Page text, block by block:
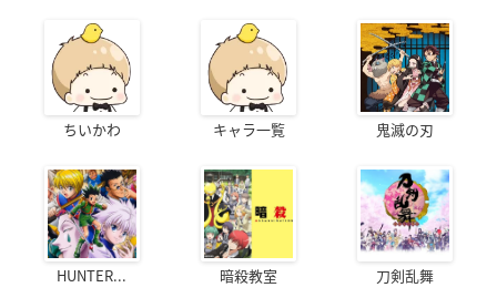
ちいかわ キャラ一覧 鬼滅の刃
HUNTER... 暗殺教室 刀剣乱舞